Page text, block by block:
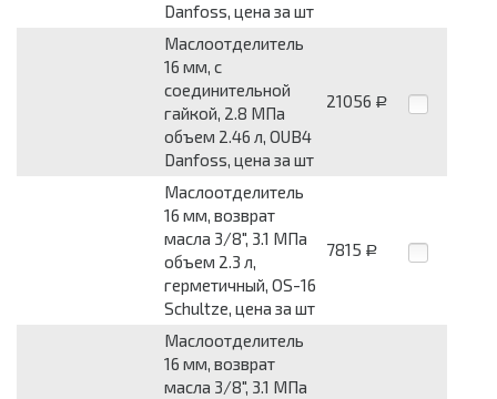
Danfoss, цена за шт
Маслоотделитель
16 мм, с
соединительной
гайкой, 2.8 МПа
объем 2.46 л, OUB4
Danfoss, цена за шт
21056 Р
Маслоотделитель
16 мм, возврат
масла 3/8", 3.1 МПа
объем 2.3 л,
герметичный, OS-16
Schultze, цена за шт
7815 Р
Маслоотделитель
16 мм, возврат
масла 3/8", 3.1 МПа